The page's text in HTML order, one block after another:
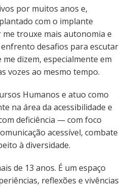
por muitos anos e,
com o implante
me trouxe mais autonomia e
desafios para escutar
dizem, especialmente em
vozes ao mesmo tempo.
Humanos e atuo como
na área da acessibilidade e
deficiência — com foco
acessível, combate
à diversidade.
de 13 anos. É um espaço
reflexões e vivências